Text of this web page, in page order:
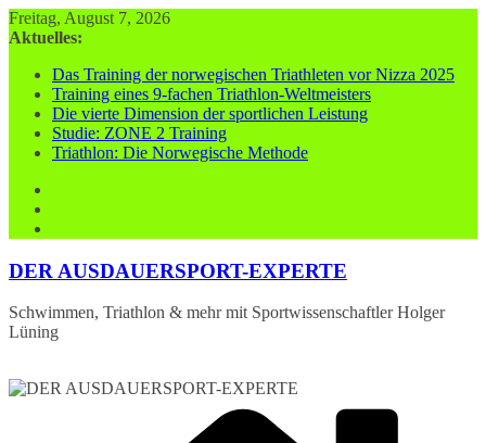
Zum
Inhalt
Freitag, August 7, 2026
Aktuelles:
Das Training der norwegischen Triathleten vor Nizza 2025
Training eines 9-fachen Triathlon-Weltmeisters
Die vierte Dimension der sportlichen Leistung
Studie: ZONE 2 Training
Triathlon: Die Norwegische Methode
DER AUSDAUERSPORT-EXPERTE
Schwimmen, Triathlon & mehr mit Sportwissenschaftler Holger
Lüning